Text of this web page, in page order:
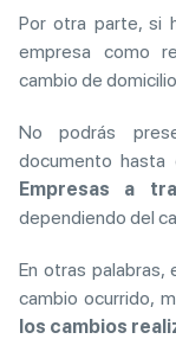
Por otra parte, si
empresa como
cambio de
No podrás
documento hasta
Empresas a
dependiendo del
En otras palabras,
cambio ocurrido,
los cambios